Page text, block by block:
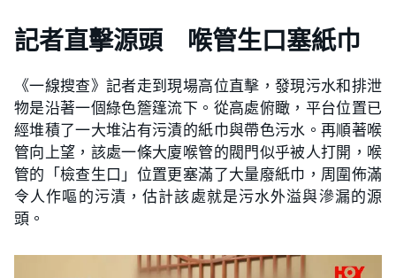
記者直擊源頭 喉管生口塞紙巾
《一線搜查》記者走到現場高位直擊，發現污水和排泄
物是沿著一個綠色簷篷流下。從高處俯瞰，平台位置已
經堆積了一大堆沾有污漬的紙巾與帶色污水。再順著喉
管向上望，該處一條大廈喉管的閥門似乎被人打開，喉
管的「檢查生口」位置更塞滿了大量廢紙巾，周圍佈滿
令人作嘔的污漬，估計該處就是污水外溢與滲漏的源
頭。